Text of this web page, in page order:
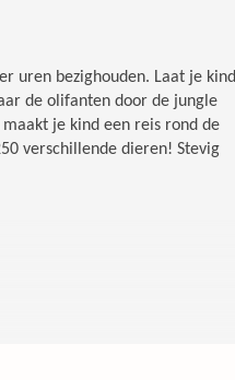
en inspiratie. Bestel nu jouw
uren bezighouden. Laat je kind
de olifanten door de jungle
je kind een reis rond de
verschillende dieren! Stevig